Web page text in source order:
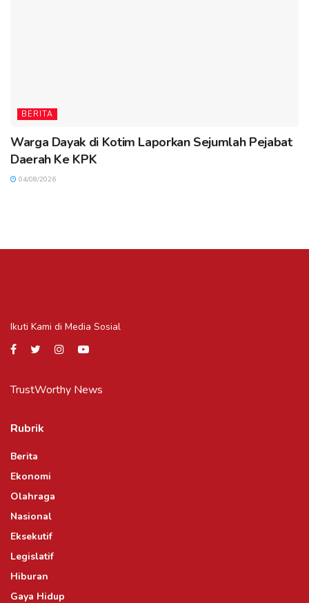
BERITA
Warga Dayak di Kotim Laporkan Sejumlah Pejabat
Daerah Ke KPK
04/08/2026
Ikuti Kami di Media Sosial
TrustWorthy News
Rubrik
Berita
Ekonomi
Olahraga
Nasional
Eksekutif
Legislatif
Hiburan
Gaya Hidup